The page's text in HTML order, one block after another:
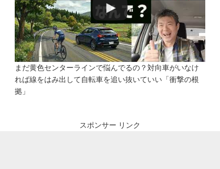
まだ黄色センターラインで悩んでるの？対向車がいなけ
れば線をはみ出して自転車を追い抜いていい「衝撃の根
拠」
スポンサー リンク